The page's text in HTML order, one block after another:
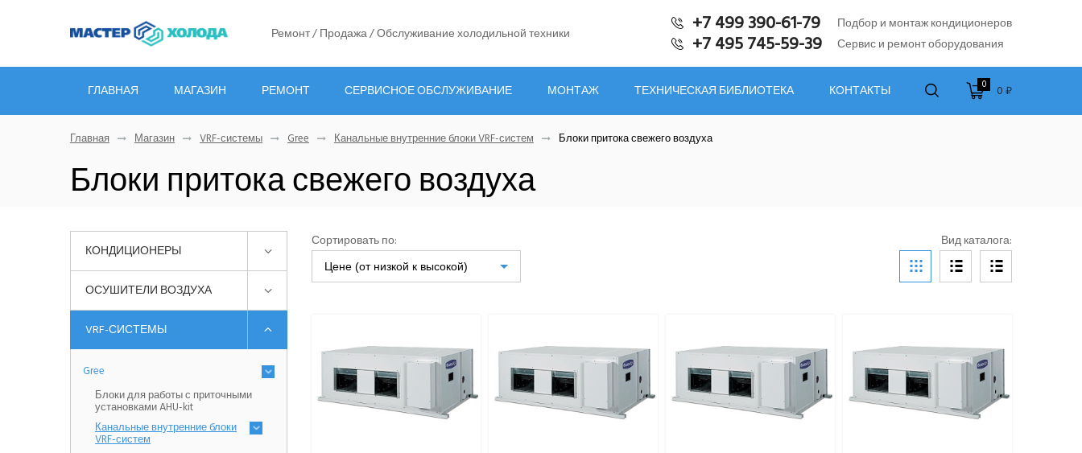
Ремонт / Продажа / Обслуживание холодильной техники +7 499 390-61-79 Подбор и монтаж кондиционеров
+7 495 745-59-39 Сервис и ремонт оборудования
ГЛАВНАЯ МАГАЗИН РЕМОНТ СЕРВИСНОЕ ОБСЛУЖИВАНИЕ МОНТАЖ ТЕХНИЧЕСКАЯ БИБЛИОТЕКА КОНТАКТЫ 0 0 ₽
Главная Магазин VRF-системы Gree Канальные внутренние блоки VRF-систем Блоки притока свежего воздуха
Блоки притока свежего воздуха
КОНДИЦИОНЕРЫ
ОСУШИТЕЛИ ВОЗДУХА
VRF-СИСТЕМЫ
Gree
Блоки для работы с приточными
установками AHU-kit
Канальные внутренние блоки
VRF-систем
Сортировать по:
Цене (от низкой к высокой)
Вид каталога: